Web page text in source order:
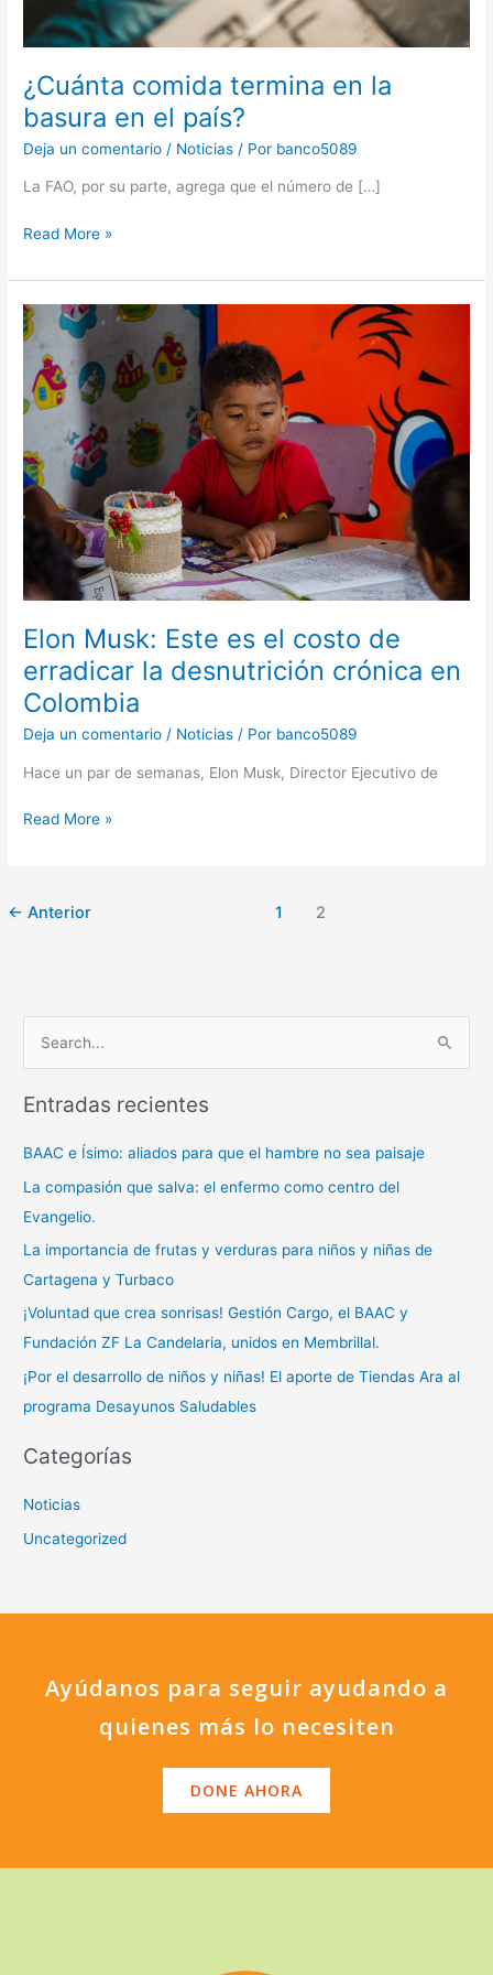
¿Cuánta comida termina en la
basura en el país?
Deja un comentario / Noticias / Por banco5089
La FAO, por su parte, agrega que el número de […]
Read More »
Elon Musk: Este es el costo de
erradicar la desnutrición crónica en
Colombia
Deja un comentario / Noticias / Por banco5089
Hace un par de semanas, Elon Musk, Director Ejecutivo de
Elon
Musk:
Este
es
el
de
erradicar
desnutrición
crónica
en
Colombia
Read More »
← Anterior 1 2
s
r
p
o
r
:
Entradas recientes
BAAC e Ísimo: aliados para que el hambre no sea paisaje
La compasión que salva: el enfermo como centro del
Evangelio.
La importancia de frutas y verduras para niños y niñas de
Cartagena y Turbaco
¡Voluntad que crea sonrisas! Gestión Cargo, el BAAC y
Fundación ZF La Candelaria, unidos en Membrillal.
¡Por el desarrollo de niños y niñas! El aporte de Tiendas Ara al
programa Desayunos Saludables
Categorías
Noticias
Uncategorized
Ayúdanos para seguir ayudando a
quienes más lo necesiten
DONE AHORA